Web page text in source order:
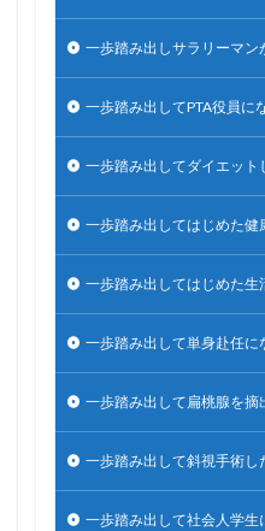
一歩踏み出しサラリーマン
一歩踏み出してPTA役員に
一歩踏み出してダイエット
一歩踏み出してはじめた健
一歩踏み出してはじめた生
一歩踏み出して単身赴任に
一歩踏み出して扁桃腺を摘
一歩踏み出して斜視手術し
一歩踏み出して社会人学生